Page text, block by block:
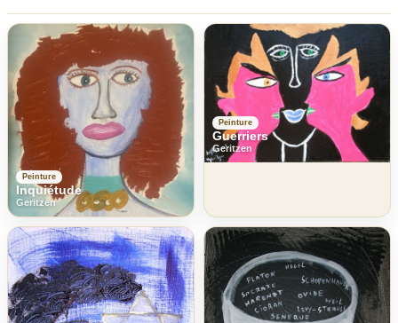
Peinture
Inquiétude
Geritzen
Peinture
Guerriers
Geritzen